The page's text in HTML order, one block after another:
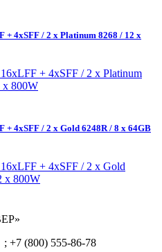
4xSFF / 2 x Platinum 8268 / 12 x
4xSFF / 2 x Gold 6248R / 8 x 64GB
; +7 (800) 555-86-78